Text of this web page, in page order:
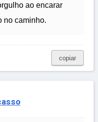
ao encarar
no caminho.
copiar